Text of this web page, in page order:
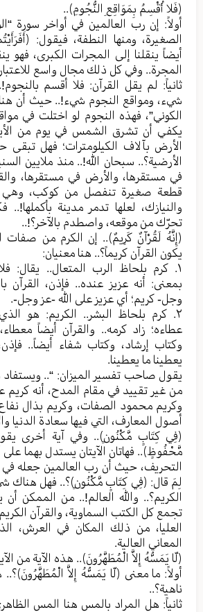
﴿فَلا أُقْسِمُ بِمَوَاقِعِ النُّجُومِ﴾..
أولاً: إن رب العالمين في أواخر سورة
الصغيرة، ومنها النطفة، فيقول:
أيضاً ينقلنا إلى المجرات الكبرى، فهو
المجرة.. وفي كل ذلك مجال واسع
ثانياً: لم يقل القرآن: فلا أقسم
شيء، ومواقع النجوم شيء!.. حيث أن
الكوني”، فهذه النجوم لو اختلت في
يكفي أن تشرق الشمس في يوم من
الأرض بآلاف الكيلومترات؛ فهل تبقى
الأرضية؟.. سبحان الله!.. منذ ملايين
في مستقرها، والأرض في مستقرها،
قطعة صغيرة تنفصل من كوكب،
والنيازك، لعلها تدمر مدينة
تحرّك من موقعه، واصطدم بالآخر؟!..
﴿إِنَّهُ لَقُرْآنٌ كَرِيمٌ﴾.. إن الكرم من صفات
يكون القرآن كريماً؟.. هنا معنيان:
١. كرم بلحاظ الرب المتعال.. يقال:
بمعنى: أنه عزيز عنده.. فإذن، القرآن
وجل- كريم؛ أي عزيز على الله -عز وجل-.
٢. كرم بلحاظ البشر.. الكريم: هو
عطاءه؛ زاد كرمه.. والقرآن أيضاً
وكتاب إرشاد، وكتاب شفاء أيضاً..
يعطينا ما يعطينا.
يقول صاحب تفسير الميزان: “.. ويستفاد
من غير تقييد في مقام المدح، أنه كريم
وكريم محمود الصفات، وكريم بذال
أصول المعارف، التي فيها سعادة الدنيا
﴿فِي كِتَابٍ مَّكْنُونٍ﴾.. وفي آية أخرى
مَّحْفُوظٍ﴾.. فهاتان الآيتان يستدل بهما
التحريف، حيث أن رب العالمين جعله
لِمَ قال: ﴿فِي كِتَابٍ مَّكْنُونٍ﴾؟.. فهل هناك
الكريم؟.. والله العالم!.. من الممكن
تجمع كل الكتب السماوية، والقرآن
العليا، من ذلك المكان في العرش،
المعاني العالية.
﴿لّا يَمَسُّهُ إِلاَّ الْمُطَهَّرُونَ﴾.. هذه الآية من
أولاً: ما معنى ﴿لّا يَمَسُّهُ إِلاَّ الْمُطَهَّرُونَ﴾؟..
ناهية؟..
ثانياً: هل المراد بالمس هنا المس